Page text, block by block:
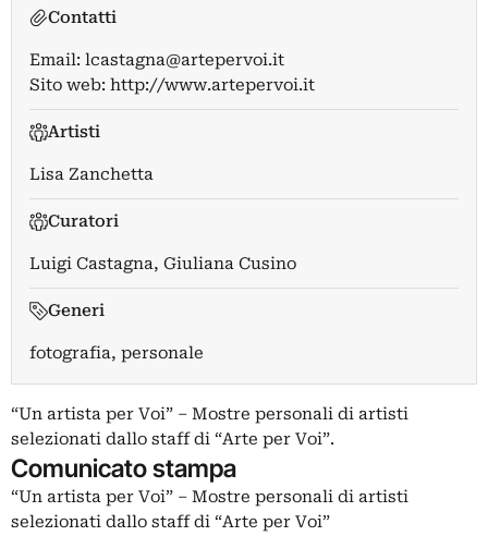
Contatti
Email: lcastagna@artepervoi.it
Sito web: http://www.artepervoi.it
Artisti
Lisa Zanchetta
Curatori
Luigi Castagna, Giuliana Cusino
Generi
fotografia, personale
“Un artista per Voi” – Mostre personali di artisti
selezionati dallo staff di “Arte per Voi”.
Comunicato stampa
“Un artista per Voi” – Mostre personali di artisti
selezionati dallo staff di “Arte per Voi”